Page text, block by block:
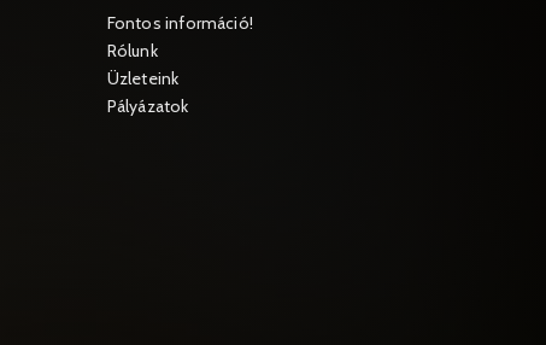
Fontos információ!
Rólunk
Üzleteink
Pályázatok